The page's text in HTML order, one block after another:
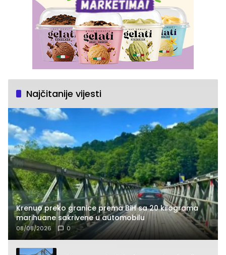
Najčitanije vijesti
Krenuo preko granice prema BiH sa 20 kilograma
marihuane sakrivene u automobilu
08/08/2026 0